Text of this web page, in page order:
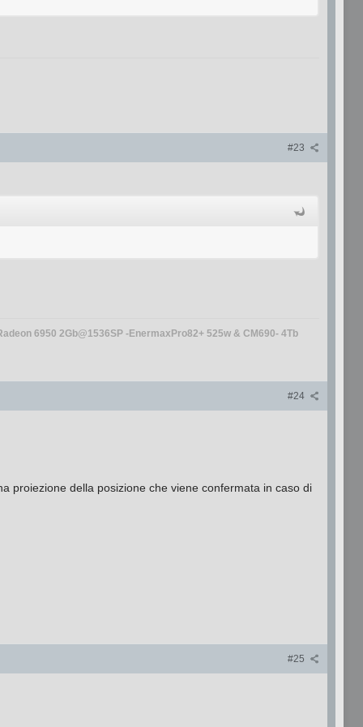
#23
6950 2Gb@1536SP -EnermaxPro82+ 525w & CM690- 4Tb
#24
proiezione della posizione che viene confermata in caso di
#25